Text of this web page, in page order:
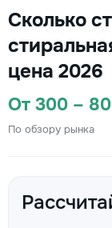
Сколько
цена 2026
От 300 –
По обзору рынка